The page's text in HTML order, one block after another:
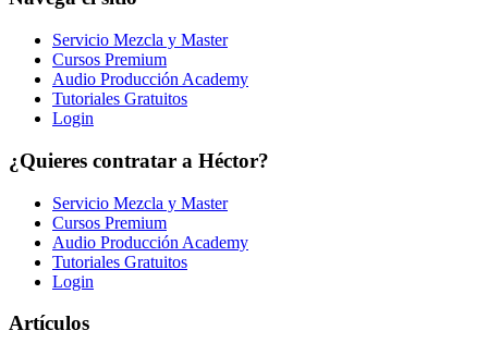
Servicio Mezcla y Master
Cursos Premium
Audio Producción Academy
Tutoriales Gratuitos
Login
¿Quieres contratar a Héctor?
Servicio Mezcla y Master
Cursos Premium
Audio Producción Academy
Tutoriales Gratuitos
Login
Artículos